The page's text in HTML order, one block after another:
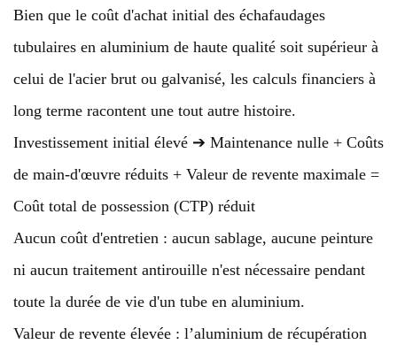
Bien que le coût d'achat initial des échafaudages
tubulaires en aluminium de haute qualité soit supérieur à
celui de l'acier brut ou galvanisé, les calculs financiers à
long terme racontent une tout autre histoire.
Investissement initial élevé ➔ Maintenance nulle + Coûts
de main-d'œuvre réduits + Valeur de revente maximale =
Coût total de possession (CTP) réduit
Aucun coût d'entretien : aucun sablage, aucune peinture
ni aucun traitement antirouille n'est nécessaire pendant
toute la durée de vie d'un tube en aluminium.
Valeur de revente élevée : l’aluminium de récupération